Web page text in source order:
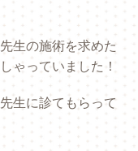
生の施術を求めた
ゃっていました！
生に診てもらって